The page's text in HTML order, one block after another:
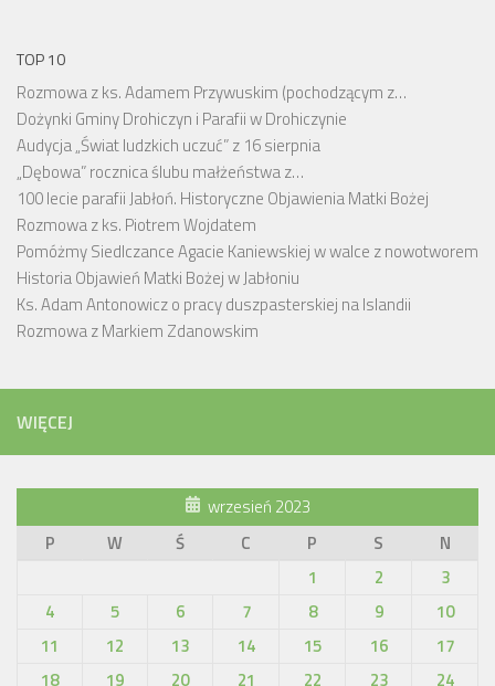
TOP 10
Rozmowa z ks. Adamem Przywuskim (pochodzącym z…
Dożynki Gminy Drohiczyn i Parafii w Drohiczynie
Audycja „Świat ludzkich uczuć” z 16 sierpnia
„Dębowa” rocznica ślubu małżeństwa z…
100 lecie parafii Jabłoń. Historyczne Objawienia Matki Bożej
Rozmowa z ks. Piotrem Wojdatem
Pomóżmy Siedlczance Agacie Kaniewskiej w walce z nowotworem
Historia Objawień Matki Bożej w Jabłoniu
Ks. Adam Antonowicz o pracy duszpasterskiej na Islandii
Rozmowa z Markiem Zdanowskim
WIĘCEJ
wrzesień 2023
P
W Ś C P S
N
1
2
3
4
5 6 7 8 9
10
11
12 13 14 15 16
17
18
19 20 21 22 23
24